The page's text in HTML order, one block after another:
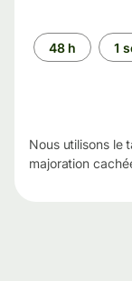
Période
48 h 1
Nous utilisons le
majoration